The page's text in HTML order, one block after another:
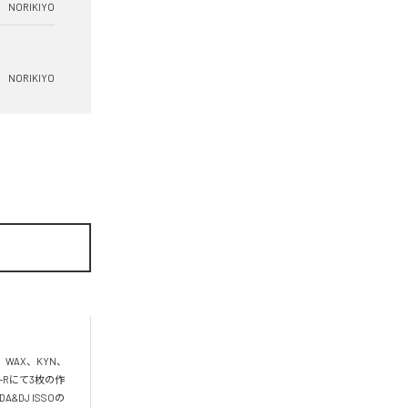
NORIKIYO
NORIKIYO
、KYN、
Rにて3枚の作
ISSOの